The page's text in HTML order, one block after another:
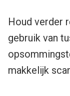
Houd verder
gebruik van
makkelijk